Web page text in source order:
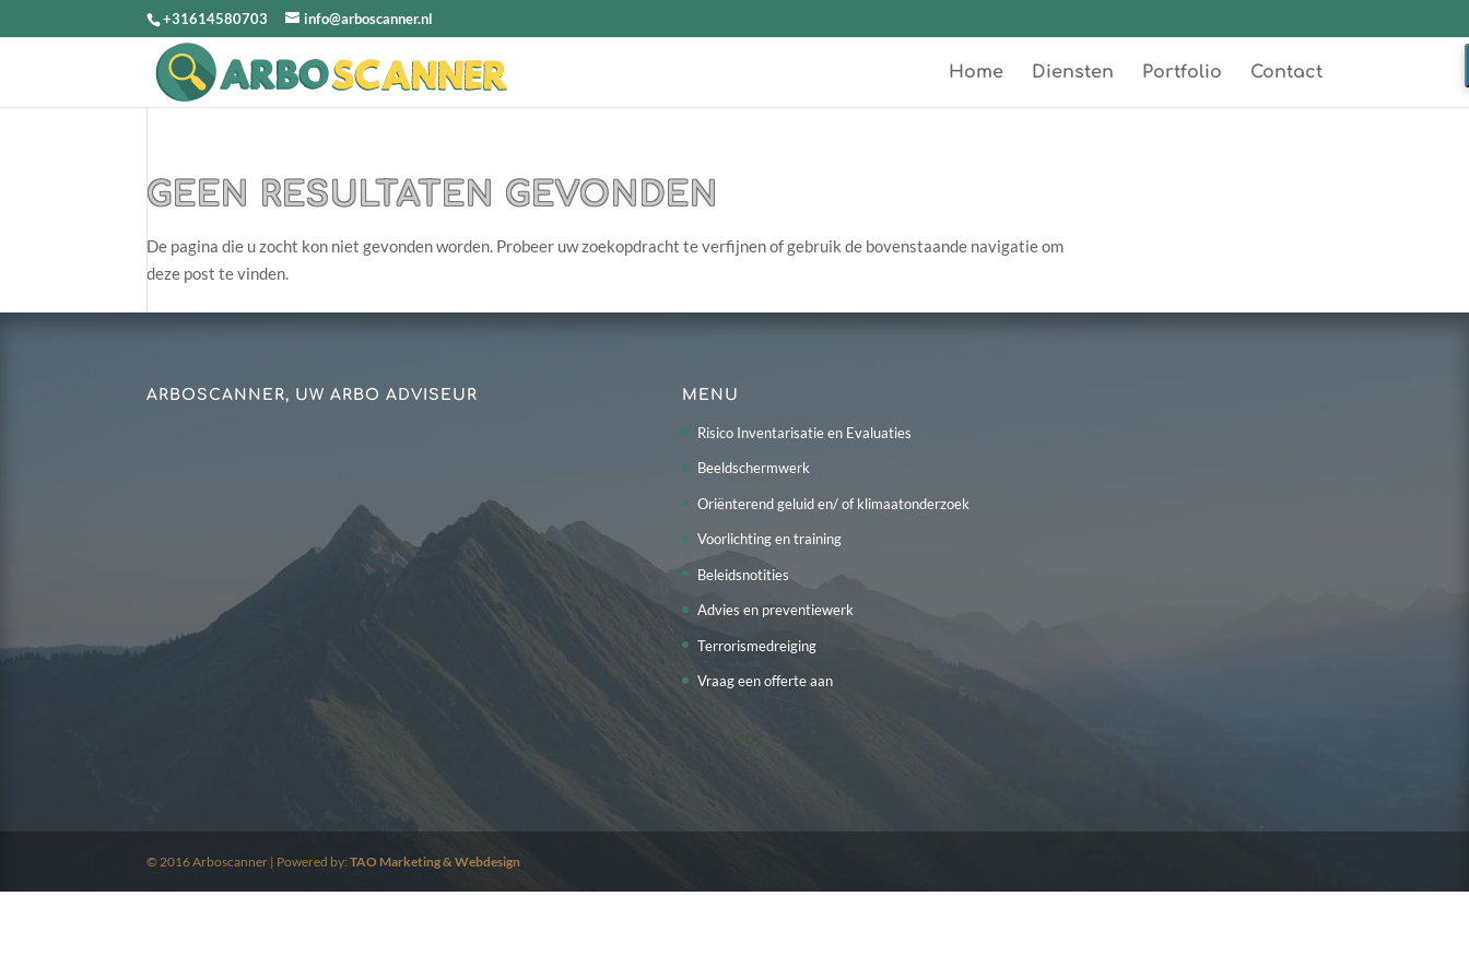
+31614580703 info@arboscanner.nl
Home Diensten Portfolio Contact
GEEN RESULTATEN GEVONDEN
De pagina die u zocht kon niet gevonden worden. Probeer uw zoekopdracht te verfijnen of gebruik de bovenstaande navigatie om
deze post te vinden.
ARBOSCANNER, UW ARBO ADVISEUR MENU
Risico Inventarisatie en Evaluaties
Beeldschermwerk
Oriënterend geluid en/ of klimaatonderzoek
Voorlichting en training
Beleidsnotities
Advies en preventiewerk
Terrorismedreiging
Vraag een offerte aan
© 2016 Arboscanner | Powered by:TAO Marketing & Webdesign